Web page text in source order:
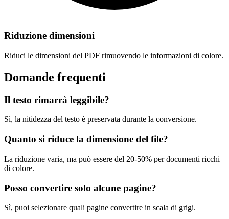
Riduzione dimensioni
Riduci le dimensioni del PDF rimuovendo le informazioni di colore.
Domande frequenti
Il testo rimarrà leggibile?
Sì, la nitidezza del testo è preservata durante la conversione.
Quanto si riduce la dimensione del file?
La riduzione varia, ma può essere del 20-50% per documenti ricchi
di colore.
Posso convertire solo alcune pagine?
Sì, puoi selezionare quali pagine convertire in scala di grigi.